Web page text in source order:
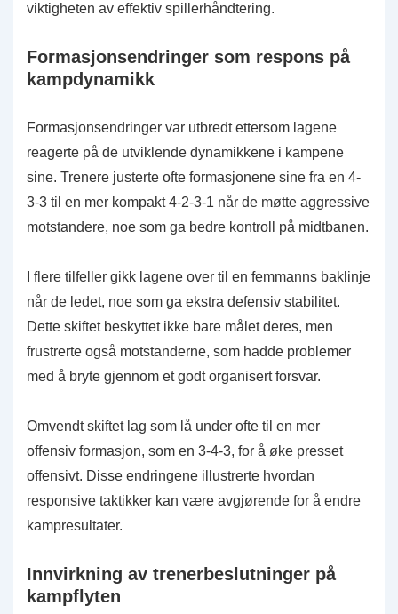
viktigheten av effektiv spillerhåndtering.
Formasjonsendringer som respons på
kampdynamikk
Formasjonsendringer var utbredt ettersom lagene
reagerte på de utviklende dynamikkene i kampene
sine. Trenere justerte ofte formasjonene sine fra en 4-
3-3 til en mer kompakt 4-2-3-1 når de møtte aggressive
motstandere, noe som ga bedre kontroll på midtbanen.
I flere tilfeller gikk lagene over til en femmanns baklinje
når de ledet, noe som ga ekstra defensiv stabilitet.
Dette skiftet beskyttet ikke bare målet deres, men
frustrerte også motstanderne, som hadde problemer
med å bryte gjennom et godt organisert forsvar.
Omvendt skiftet lag som lå under ofte til en mer
offensiv formasjon, som en 3-4-3, for å øke presset
offensivt. Disse endringene illustrerte hvordan
responsive taktikker kan være avgjørende for å endre
kampresultater.
Innvirkning av trenerbeslutninger på
kampflyten